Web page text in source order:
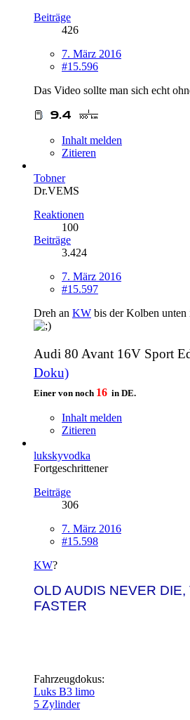
Beiträge
426
7. März 2016
#15.596
Das Video sollte man sich echt
Inhalt melden
Zitieren
Tobner
Dr.VEMS
Reaktionen
100
Beiträge
3.424
7. März 2016
#15.597
Dreh an KW bis der Kolben unten
Audi 80 Avant 16V Sport
Doku)
Einer von noch 16 in DE.
Inhalt melden
Zitieren
lukskyvodka
Fortgeschrittener
Beiträge
306
7. März 2016
#15.598
KW?
OLD AUDIS NEVER
FASTER
Fahrzeugdokus:
Luks B3 limo
5 Zylinder